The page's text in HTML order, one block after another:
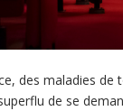
des maladies
de se